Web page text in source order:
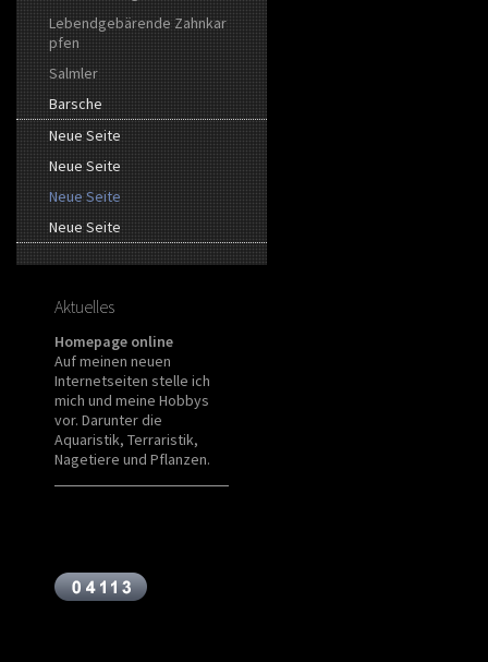
Lebendgebärende Zahnkar
pfen
Salmler
Barsche
Neue Seite
Neue Seite
Neue Seite
Neue Seite
Aktuelles
Homepage online
Auf meinen neuen
Internetseiten stelle ich
mich und meine Hobbys
vor. Darunter die
Aquaristik, Terraristik,
Nagetiere und Pflanzen.